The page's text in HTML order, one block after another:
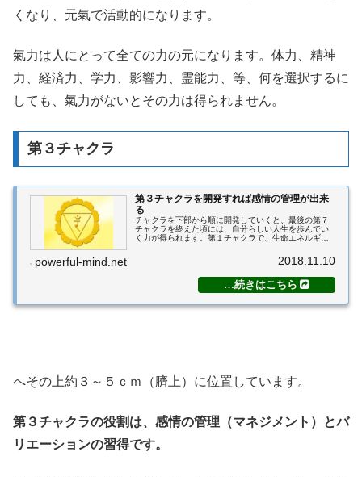
くなり、元氣で活動的になります。
氣力は人にとって全ての力の元になります。体力、精神
力、経済力、学力、影響力、霊能力、等、何を選択するに
しても、氣力がないとその力は得られません。
第３チャクラ
第３チャクラを開発すれば感情の管理が出来
る
チャクラを下部から順に開発していくと、最後の第７
チャクラを終えた頃には、自分らしい人生を歩んでい
く力が得られます。第１チャクラで、生命エネルギー
よって集めた精を、氣に変えました。氣は生命エネ
powerful-mind.net 2018.11.10
へその上約３～５ｃｍ（臍上）に位置しています。
第３チャクラの役割は、感情の管理（マネジメント）とバ
リエーションの習得です。